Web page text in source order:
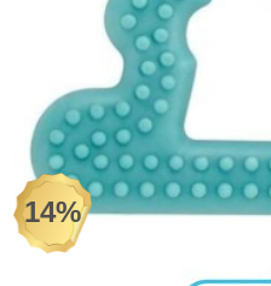
Odeća i obuća
Igračke za bebe i decu
AKCIJA
Prodavnica
14%